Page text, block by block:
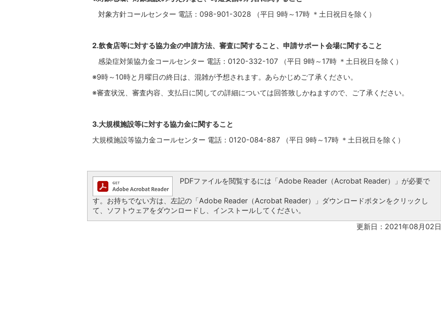
対象方針コールセンター 電話：098-901-3028 （平日 9時～17時 ＊土日祝日を除く）
2.飲食店等に対する協力金の申請方法、審査に関すること、申請サポート会場に関すること
感染症対策協力金コールセンター 電話：0120-332-107 （平日 9時～17時 ＊土日祝日を除く）
※9時～10時と月曜日の終日は、混雑が予想されます。あらかじめご了承ください。
※審査状況、審査内容、支払日に関しての詳細については回答致しかねますので、ご了承ください。
3.大規模施設等に対する協力金に関すること
大規模施設等協力金コールセンター 電話：0120-084-887 （平日 9時～17時 ＊土日祝日を除く）
PDFファイルを閲覧するには「Adobe Reader（Acrobat Reader）」が必要で
す。お持ちでない方は、左記の「Adobe Reader（Acrobat Reader）」ダウンロードボタンをクリックし
て、ソフトウェアをダウンロードし、インストールしてください。
更新日：2021年08月02日